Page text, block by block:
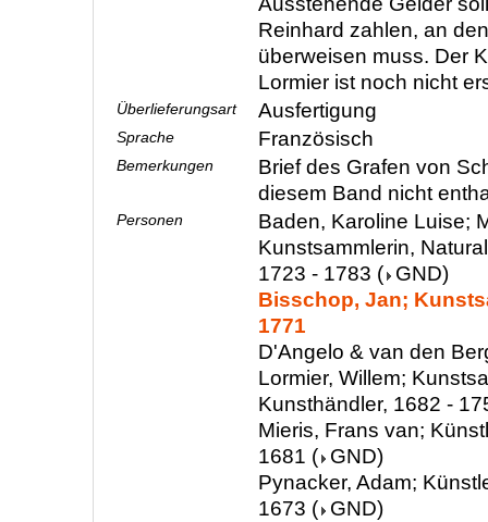
Reinhard zahlen, an
überweisen muss. Der
Lormier ist noch nicht
Überlieferungsart Ausfertigung
Sprache Französisch
Bemerkungen
Brief des Grafen von
diesem Band nicht
Personen
Baden, Karoline Luise;
Kunstsammlerin,
1723 - 1783 ( GND)
Bisschop, Jan;
1771
D'Angelo & van den
Lormier, Willem;
Kunsthändler, 1682 -
Mieris, Frans van;
1681 ( GND)
Pynacker, Adam;
1673 ( GND)